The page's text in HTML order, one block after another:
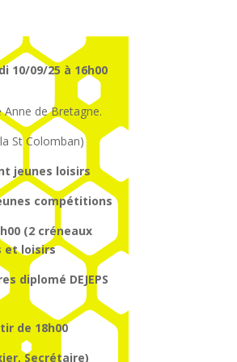
10/09/25 à 16h00
de Bretagne.
St Colomban)
jeunes loisirs
compétitions
(2 créneaux
et loisirs
diplomé DEJEPS
de 18h00
Secrétaire)